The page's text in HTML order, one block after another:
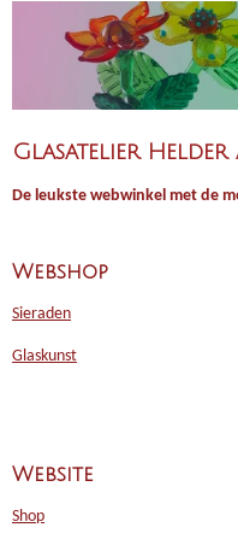
Glasatelier Helder
De leukste webwinkel met de
Webshop
Sieraden
Glaskunst
Website
Shop